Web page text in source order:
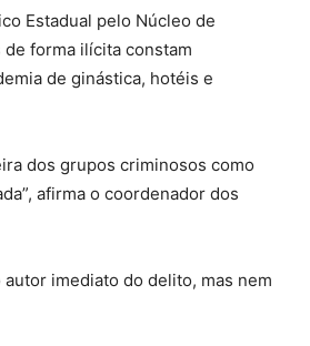
Estadual pelo Núcleo de
forma ilícita constam
de ginástica, hotéis e
dos grupos criminosos como
afirma o coordenador dos
imediato do delito, mas nem